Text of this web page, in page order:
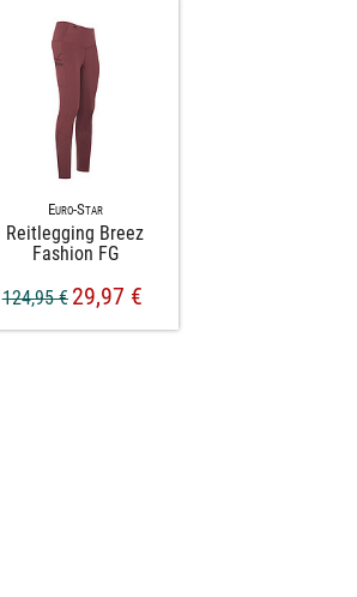
Euro-Star
Reitlegging Breez
Fashion FG
124,95 € 29,97 €